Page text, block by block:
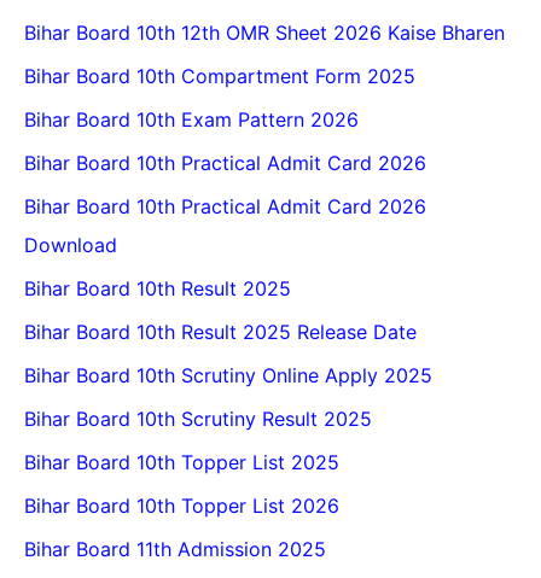
Bihar Board 10th 12th OMR Sheet 2026 Kaise Bharen
Bihar Board 10th Compartment Form 2025
Bihar Board 10th Exam Pattern 2026
Bihar Board 10th Practical Admit Card 2026
Bihar Board 10th Practical Admit Card 2026
Download
Bihar Board 10th Result 2025
Bihar Board 10th Result 2025 Release Date
Bihar Board 10th Scrutiny Online Apply 2025
Bihar Board 10th Scrutiny Result 2025
Bihar Board 10th Topper List 2025
Bihar Board 10th Topper List 2026
Bihar Board 11th Admission 2025